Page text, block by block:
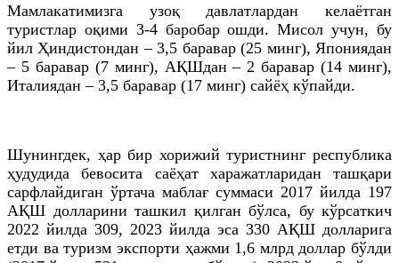
Мамлакатимизга узоқ давлатлардан келаётган
туристлар оқими 3-4 баробар ошди. Мисол учун, бу
йил Ҳиндистондан – 3,5 баравар (25 минг), Япониядан
– 5 баравар (7 минг), АҚШдан – 2 баравар (14 минг),
Италиядан – 3,5 баравар (17 минг) сайёҳ кўпайди.
Шунингдек, ҳар бир хорижий туристнинг республика
ҳудудида бевосита саёҳат харажатларидан ташқари
сарфлайдиган ўртача маблағ суммаси 2017 йилда 197
АҚШ долларини ташкил қилган бўлса, бу кўрсаткич
2022 йилда 309, 2023 йилда эса 330 АҚШ долларига
етди ва туризм экспорти ҳажми 1,6 млрддоллар бўлди